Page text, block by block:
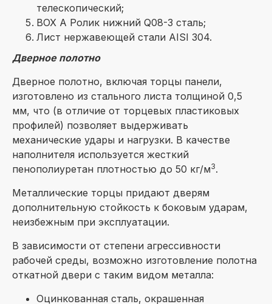
телескопический;
BOX A Ролик нижний Q08-3 сталь;
Лист нержавеющей стали AISI 304.
Дверное полотно
Дверное полотно, включая торцы панели,
изготовлено из стального листа толщиной 0,5
мм, что (в отличие от торцевых пластиковых
профилей) позволяет выдерживать
механические удары и нагрузки. В качестве
наполнителя используется жесткий
пенополиуретан плотностью до 50 кг/м3.
Металлические торцы придают дверям
дополнительную стойкость к боковым ударам,
неизбежным при эксплуатации.
В зависимости от степени агрессивности
рабочей среды, возможно изготовление полотна
откатной двери с таким видом металла:
Оцинкованная сталь, окрашенная